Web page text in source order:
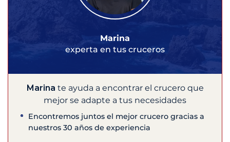
Marina
experta en tus cruceros
Marina te ayuda a encontrar el crucero que
mejor se adapte a tus necesidades
Encontremos juntos el mejor crucero gracias a
nuestros 30 años de experiencia